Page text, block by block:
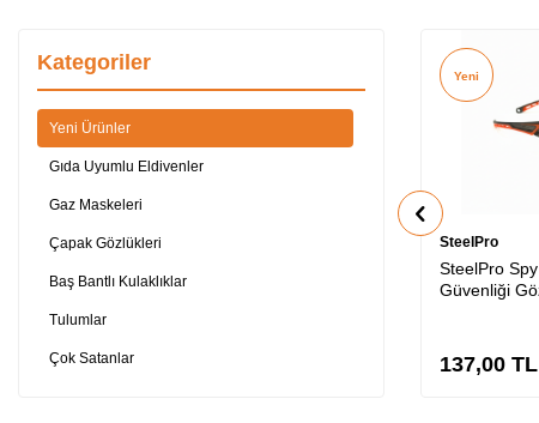
Kategoriler
Yeni Ürünler
Gıda Uyumlu Eldivenler
Gaz Maskeleri
Çapak Gözlükleri
Baş Bantlı Kulaklıklar
Tulumlar
Çok Satanlar
Yeni
SteelPro
SteelPro
Güvenliği
137,00 TL